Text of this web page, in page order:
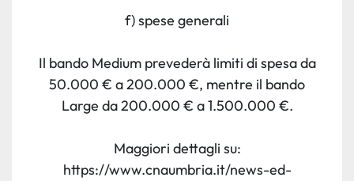
f) spese generali
Il bando Medium prevederà limiti di spesa da
50.000 € a 200.000 €, mentre il bando
Large da 200.000 € a 1.500.000 €.
Maggiori dettagli su:
https://www.cnaumbria.it/news-ed-